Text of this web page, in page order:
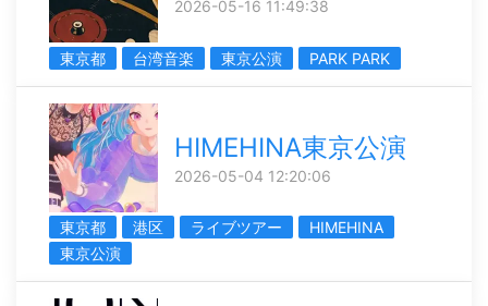
2026-05-16 11:49:38
東京都 台湾音楽 東京公演 PARK PARK
HIMEHINA東京公演
2026-05-04 12:20:06
東京都 港区 ライブツアー
HIMEHINA
東京公演